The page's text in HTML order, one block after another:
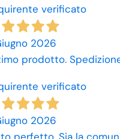
verificato
2026
prodotto.
verificato
2026